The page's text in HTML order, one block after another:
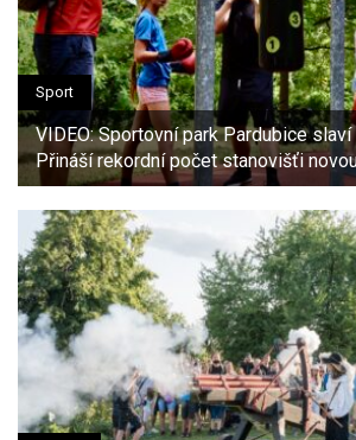
Sport
VIDEO: Sportovní park Pardubice slaví
Přináší rekordní počet stanovišťi